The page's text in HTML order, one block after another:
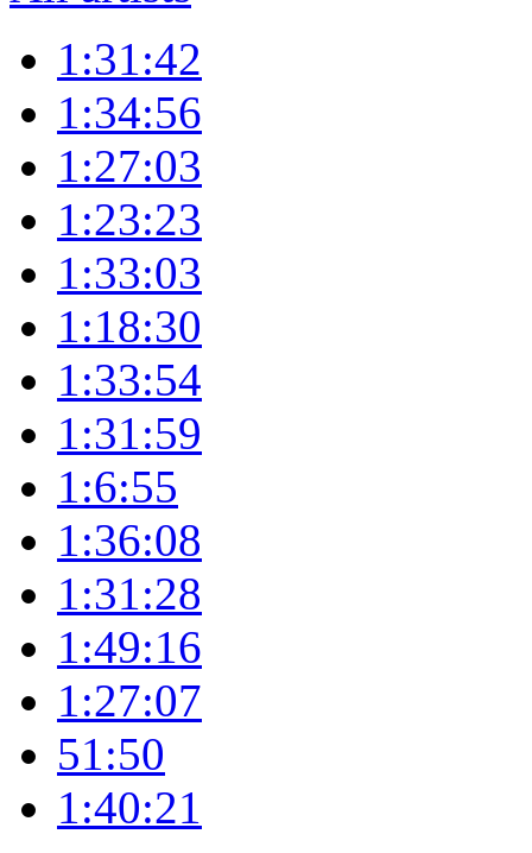
1:31:42
1:34:56
1:27:03
1:23:23
1:33:03
1:18:30
1:33:54
1:31:59
1:6:55
1:36:08
1:31:28
1:49:16
1:27:07
51:50
1:40:21